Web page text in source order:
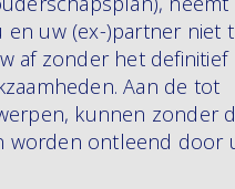
uw (ex-)partner niet
af zonder het definitief
Aan de tot
kunnen zonder
worden ontleend door